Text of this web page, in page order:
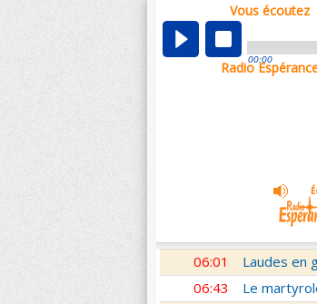
Vous écoutez
00:00
Radio
00:04
01:03 Sentinelles
01:32 10 minutes
Si tu
En Toi nos
06:01 Laudes en
06:43 Le